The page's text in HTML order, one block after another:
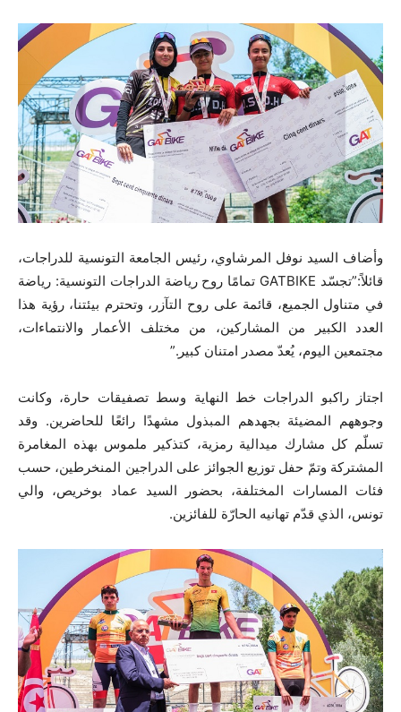
وأضاف السيد نوفل المرشاوي، رئيس الجامعة التونسية للدراجات،
قائلاً:”تجسّد GATBIKE تمامًا روح رياضة الدراجات التونسية: رياضة
في متناول الجميع، قائمة على روح التآزر، وتحترم بيئتنا، رؤية هذا
العدد الكبير من المشاركين، من مختلف الأعمار والانتماءات،
مجتمعين اليوم، يُعدّ مصدر امتنان كبير.”
اجتاز راكبو الدراجات خط النهاية وسط تصفيقات حارة، وكانت
وجوههم المضيئة بجهدهم المبذول مشهدًا رائعًا للحاضرين. وقد
تسلّم كل مشارك ميدالية رمزية، كتذكير ملموس بهذه المغامرة
المشتركة وتمّ حفل توزيع الجوائز على الدراجين المنخرطين، حسب
فئات المسارات المختلفة، بحضور السيد عماد بوخريص، والي
تونس، الذي قدّم تهانيه الحارّة للفائزين.